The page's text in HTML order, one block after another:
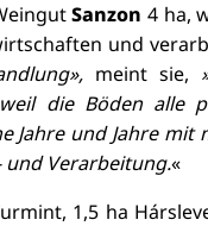
Sanzon 4 ha,
und
meint sie,
weil die Böden
Jahre und Jahre
und Verarbeitung.«
1,5 ha